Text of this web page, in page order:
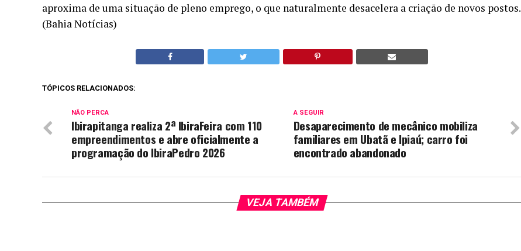
aproxima de uma situação de pleno emprego, o que naturalmente desacelera a criação de novos postos.
(Bahia Notícias)
TÓPICOS RELACIONADOS:
A SEGUIR
Desaparecimento de mecânico mobiliza
familiares em Ubatã e Ipiaú; carro foi
encontrado abandonado
NÃO PERCA
Ibirapitanga realiza 2ª IbiraFeira com 110
empreendimentos e abre oficialmente a
programação do IbiraPedro 2026
VEJA TAMBÉM